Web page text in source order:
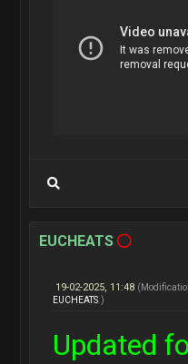
EUCHEATS
19-02-2025, 11:48
EUCHEATS.)
Updated